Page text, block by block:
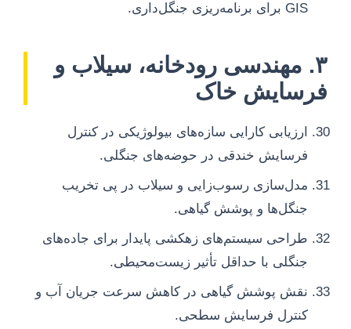
GIS برای برنامه‌ریزی جنگل‌داری.
۳. مهندسی رودخانه، سیلاب و
فرسایش خاک
ارزیابی کارایی سازه‌های بیولوژیکی در کنترل
فرسایش خندقی در حوضه‌های جنگلی.
مدل‌سازی رسوب‌زایی و سیلاب در پی تخریب
جنگل‌ها و پوشش گیاهی.
طراحی سیستم‌های زهکشی پایدار برای جاده‌های
جنگلی با حداقل تأثیر زیست‌محیطی.
نقش پوشش گیاهی در کاهش سرعت جریان آب و
کنترل فرسایش سطحی.